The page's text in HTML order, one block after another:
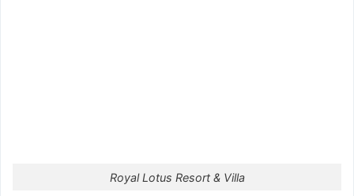
Royal Lotus Resort & Villa